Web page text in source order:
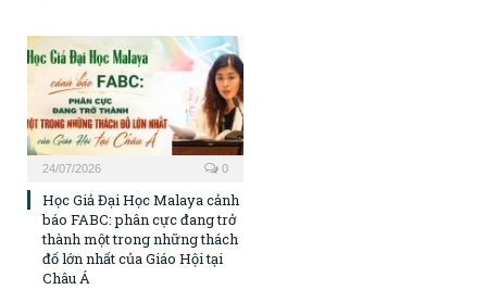
24/07/2026 0
Học Giả Đại Học Malaya cảnh
báo FABC: phân cực đang trở
thành một trong những thách
đố lớn nhất của Giáo Hội tại
Châu Á